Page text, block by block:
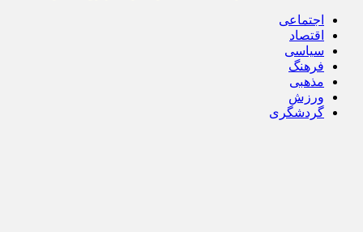
اجتماعی
اقتصاد
سیاسی
فرهنگ
مذهبی
ورزش
گردشگری